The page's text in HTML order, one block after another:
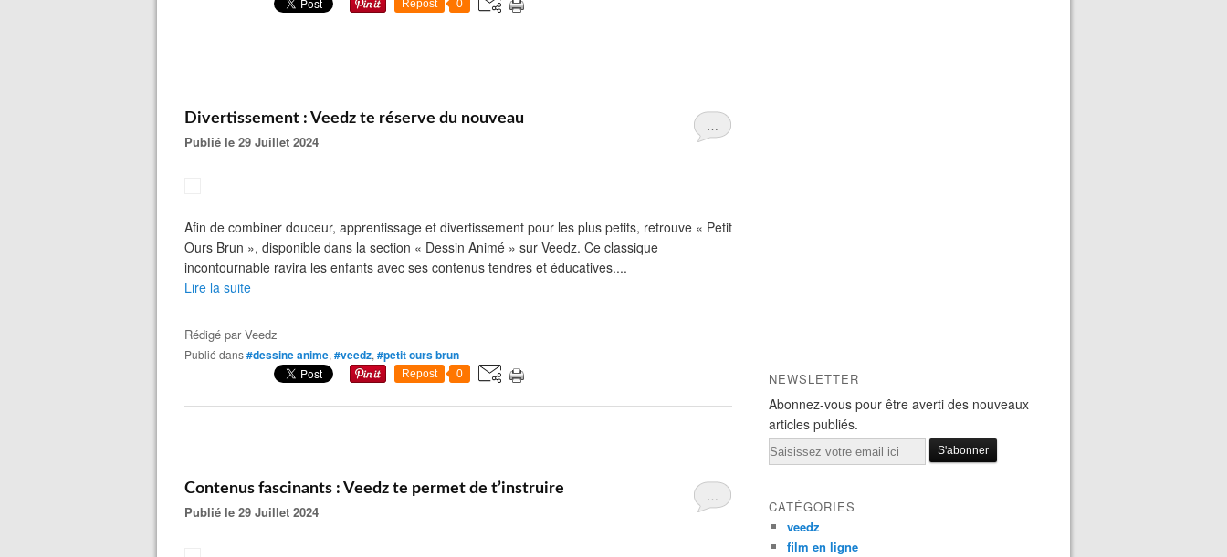
Repost 0
…
Divertissement : Veedz te réserve du nouveau
Publié le 29 Juillet 2024
Afin de combiner douceur, apprentissage et divertissement pour les plus petits, retrouve « Petit
Ours Brun », disponible dans la section « Dessin Animé » sur Veedz. Ce classique
incontournable ravira les enfants avec ses contenus tendres et éducatives....
Lire la suite
Rédigé parVeedz
Publié dans#dessine anime, #veedz, #petit ours brun
Repost 0
…
Contenus fascinants : Veedz te permet de t’instruire
Publié le 29 Juillet 2024
NEWSLETTER
Abonnez-vous pour être averti des nouveaux
articles publiés.
Email
CATÉGORIES
veedz
film en ligne